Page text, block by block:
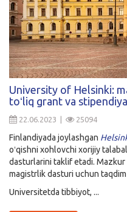
University of Helsinki:
toʻliq grant va
22.06.2023 | 25094
Finlandiyada joylashgan
oʻqishni xohlovchi xorijiy
dasturlarini taklif etadi.
magistrlik dasturi uchun
Universitetda tibbiyot, ...